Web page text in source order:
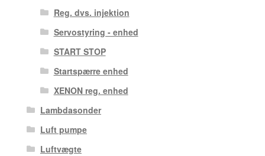
Reg. dvs. injektion
Servostyring - enhed
START STOP
Startspærre enhed
XENON reg. enhed
Lambdasonder
Luft pumpe
Luftvægte